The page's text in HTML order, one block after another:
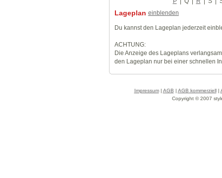
Lageplan einblenden
Du kannst den Lageplan jederzeit
ACHTUNG:
Die Anzeige des Lageplans
den Lageplan nur bei einer schnellen
Impressum| AGB | AGB kommerziell|
Copyright © 2007